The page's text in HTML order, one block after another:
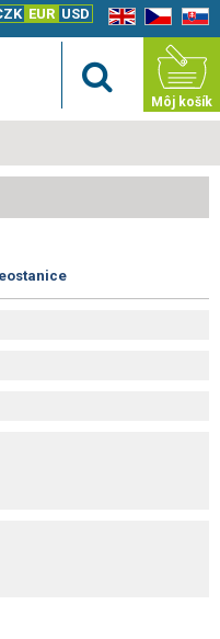
EN CZ SK
EUR USD
Môj košík